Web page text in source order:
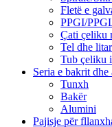
Fletë e
PPGI/
Çati çeliku
Tel dhe
Tub çeliku
Seria e bakrit
Tunxh
Bakër
Alumini
Pajisje për